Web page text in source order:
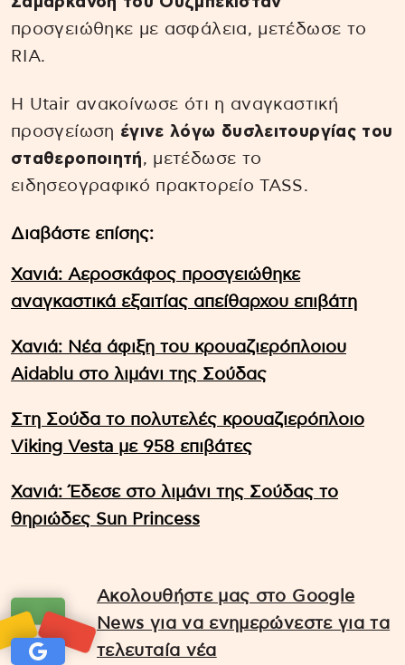
προσγειώθηκε με ασφάλεια, μετέδωσε το
RIA.
H Utair ανακοίνωσε ότι η αναγκαστική
προσγείωση έγινε λόγω δυσλειτουργίας του
σταθεροποιητή, μετέδωσε το
ειδησεογραφικό πρακτορείο TASS.
Διαβάστε επίσης:
Χανιά: Αεροσκάφος προσγειώθηκε
αναγκαστικά εξαιτίας απείθαρχου επιβάτη
Χανιά: Νέα άφιξη του κρουαζιερόπλοιου
Aidablu στο λιμάνι της Σούδας
Στη Σούδα το πολυτελές κρουαζιερόπλοιο
Viking Vesta με 958 επιβάτες
Χανιά: Έδεσε στο λιμάνι της Σούδας το
θηριώδες Sun Princess
Ακολουθήστε μας στο Google
News για να ενημερώνεστε για τα
τελευταία νέα